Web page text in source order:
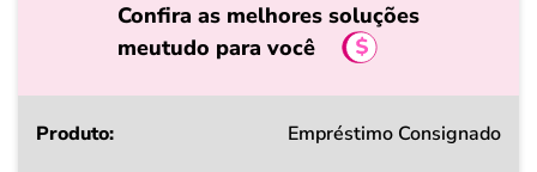
Confira as melhores soluções
meutudo para você
Produto
Empréstimo Consignado